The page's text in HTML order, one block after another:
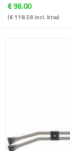
€98.00
(€ 118.58 incl. btw)